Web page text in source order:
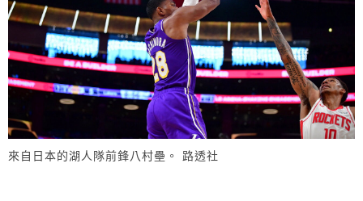
來自日本的湖人隊前鋒八村壘。 路透社